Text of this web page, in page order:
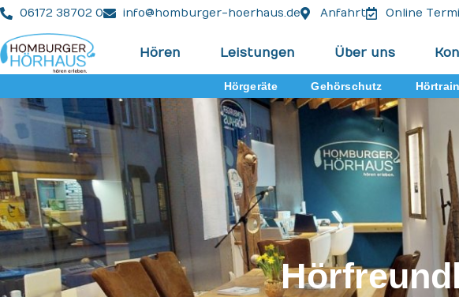
06172 38702 0 info@homburger-hoerhaus.de Anfahrt Online
Hören Leistungen Über uns
Hörgeräte Gehörschutz